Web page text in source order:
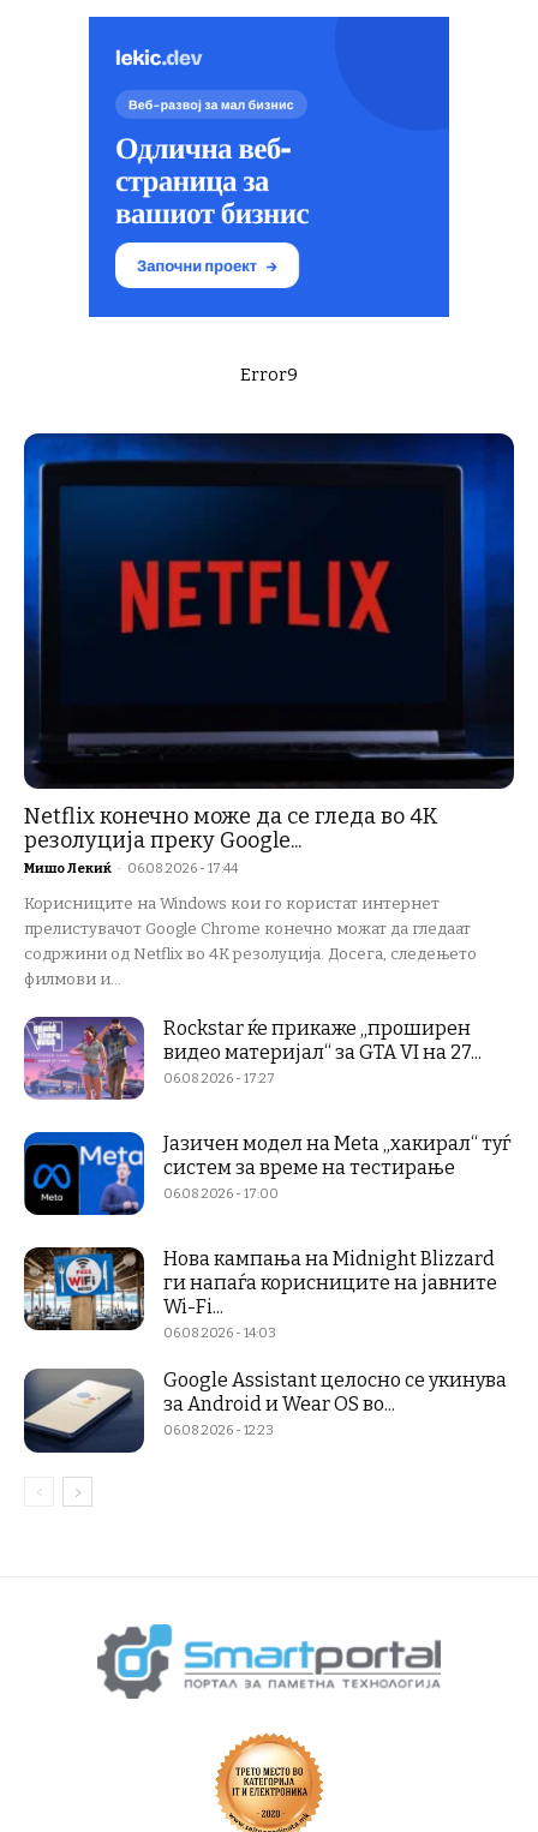
Error9
Netflix конечно може да се гледа во 4K
резолуција преку Google...
Мишо Лекиќ - 06.08.2026 - 17:44
Корисниците на Windows кои го користат интернет
прелистувачот Google Chrome конечно можат да гледаат
содржини од Netflix во 4K резолуција. Досега, следењето
филмови и...
Rockstar ќе прикаже „проширен
видео материјал“ за GTA VI на 27...
06.08.2026 - 17:27
Јазичен модел на Meta „хакирал“ туѓ
систем за време на тестирање
06.08.2026 - 17:00
Нова кампања на Midnight Blizzard
ги напаѓа корисниците на јавните
Wi-Fi...
06.08.2026 - 14:03
Google Assistant целосно се укинува
за Android и Wear OS во...
06.08.2026 - 12:23